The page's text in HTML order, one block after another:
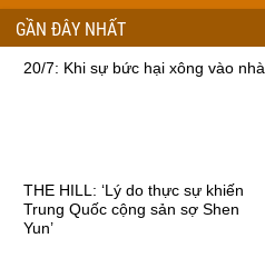
GẦN ĐÂY NHẤT
20/7: Khi sự bức hại xông vào nhà
THE HILL: ‘Lý do thực sự khiến
Trung Quốc cộng sản sợ Shen
Yun’